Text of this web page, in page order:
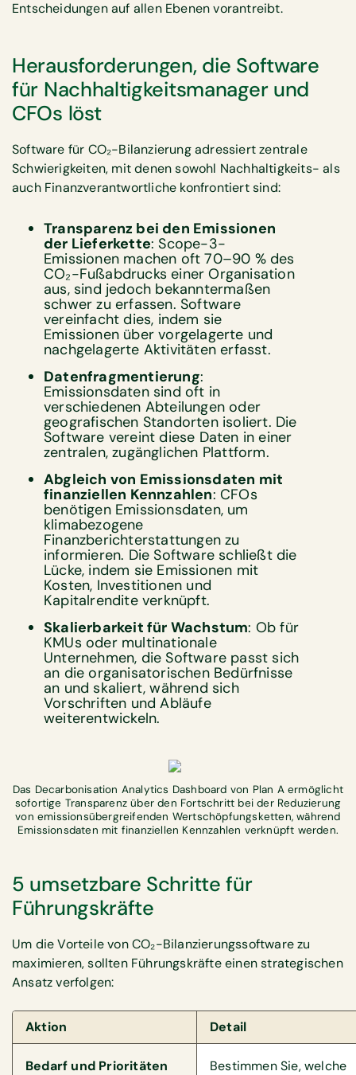
Entscheidungen auf allen Ebenen vorantreibt.
Herausforderungen, die Software
für Nachhaltigkeitsmanager und
CFOs löst
Software für CO₂-Bilanzierung adressiert zentrale
Schwierigkeiten, mit denen sowohl Nachhaltigkeits- als
auch Finanzverantwortliche konfrontiert sind:
Transparenz bei den Emissionen
der Lieferkette: Scope-3-
Emissionen machen oft 70–90 % des
CO₂-Fußabdrucks einer Organisation
aus, sind jedoch bekanntermaßen
schwer zu erfassen. Software
vereinfacht dies, indem sie
Emissionen über vorgelagerte und
nachgelagerte Aktivitäten erfasst.
Datenfragmentierung:
Emissionsdaten sind oft in
verschiedenen Abteilungen oder
geografischen Standorten isoliert. Die
Software vereint diese Daten in einer
zentralen, zugänglichen Plattform.
Abgleich von Emissionsdaten mit
finanziellen Kennzahlen: CFOs
benötigen Emissionsdaten, um
klimabezogene
Finanzberichterstattungen zu
informieren. Die Software schließt die
Lücke, indem sie Emissionen mit
Kosten, Investitionen und
Kapitalrendite verknüpft.
Skalierbarkeit für Wachstum: Ob für
KMUs oder multinationale
Unternehmen, die Software passt sich
an die organisatorischen Bedürfnisse
an und skaliert, während sich
Vorschriften und Abläufe
weiterentwickeln.
Das Decarbonisation Analytics Dashboard von Plan A ermöglicht
sofortige Transparenz über den Fortschritt bei der Reduzierung
von emissionsübergreifenden Wertschöpfungsketten, während
Emissionsdaten mit finanziellen Kennzahlen verknüpft werden.
5 umsetzbare Schritte für
Führungskräfte
Um die Vorteile von CO₂-Bilanzierungssoftware zu
maximieren, sollten Führungskräfte einen strategischen
Ansatz verfolgen:
Aktion Detail
Bedarf und Prioritäten
Bestimmen Sie, welche